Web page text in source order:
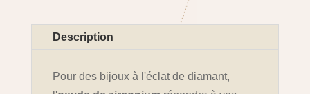
Description
Pour des bijoux à l'éclat de diamant,